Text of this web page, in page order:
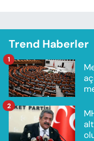
Trend Haberler
1
2